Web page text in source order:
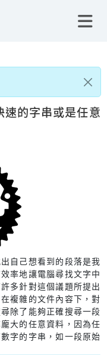
的字串或是任意
自己想看到的段落是我
率地讓電腦尋找文字中
多針對這個議題所提出
複雜的文件內容下，對
除了能夠正確搜尋一段
大的任意資料，因為任
字的字串，如一段原始